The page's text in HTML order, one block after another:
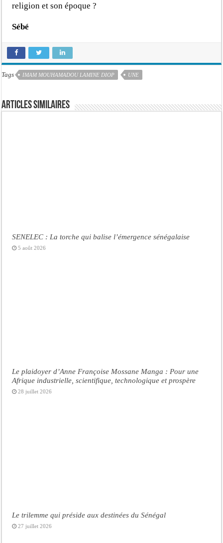
religion et son époque ?
Sébé
Tags IMAM MOUHAMADOU LAMINE DIOP UNE
Articles similaires
SENELEC : La torche qui balise l’émergence sénégalaise
5 août 2026
Le plaidoyer d’Anne Françoise Mossane Manga : Pour une
Afrique industrielle, scientifique, technologique et prospère
28 juillet 2026
Le trilemme qui préside aux destinées du Sénégal
27 juillet 2026